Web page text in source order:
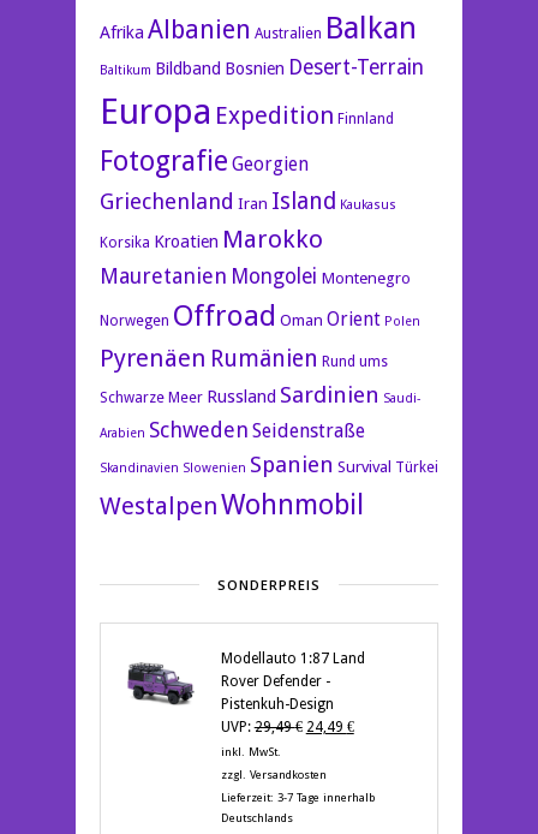
Afrika Albanien Australien Balkan
Baltikum Bildband Bosnien Desert-Terrain
Europa Expedition Finnland
Fotografie Georgien
Griechenland Iran Island Kaukasus
Korsika Kroatien Marokko
Mauretanien Mongolei Montenegro
Norwegen Offroad Oman Orient Polen
Pyrenäen Rumänien Rund ums
Schwarze Meer Russland Sardinien Saudi-
Arabien Schweden Seidenstraße
Skandinavien Slowenien Spanien Survival Türkei
WestalpenWohnmobil
SONDERPREIS
Modellauto 1:87 Land
Rover Defender -
Pistenkuh-Design
UVP: 29,49€ Ursprünglicher
war:
29,49 €
24,49 €Aktueller
24,49 €.
inkl. MwSt.
zzgl. Versandkosten
Lieferzeit: 3-7 Tage innerhalb
Deutschlands